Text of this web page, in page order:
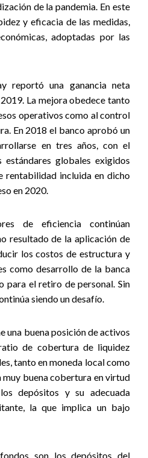
de la pandemia. En este
y eficacia de las medidas,
adoptadas por las
reportó una ganancia neta
La mejora obedece tanto
operativos como al control
En 2018 el banco aprobó un
en tres años, con el
globales exigidos
rentabilidad incluida en dicho
en 2020.
de eficiencia continúan
resultado de la aplicación de
los costos de estructura y
como desarrollo de la banca
para el retiro de personal. Sin
siendo un desafío.
una buena posición de activos
de cobertura de liquidez
tanto en moneda local como
muy buena cobertura en virtud
depósitos y su adecuada
la que implica un bajo
son los depósitos del